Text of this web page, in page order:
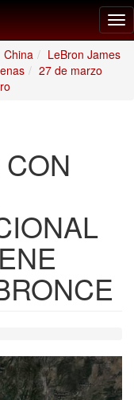
China
LeBron James
27 de marzo